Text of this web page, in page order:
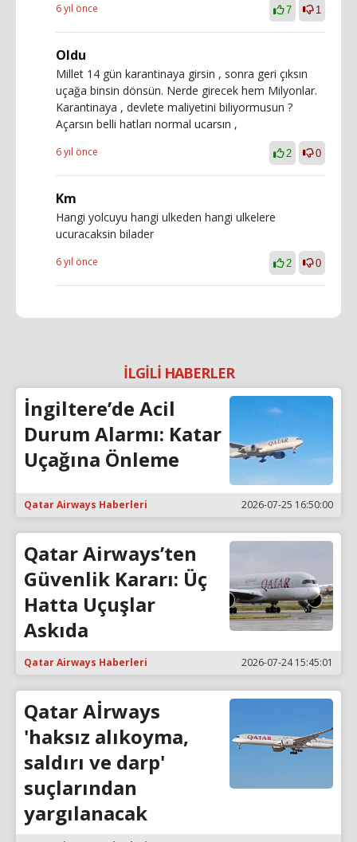
6 yıl önce 7 1
Oldu
Millet 14 gün karantinaya girsin , sonra geri çıksın
uçağa binsin dönsün. Nerde girecek hem Milyonlar.
Karantinaya , devlete maliyetini biliyormusun ?
Açarsın belli hatları normal ucarsın ,
6 yıl önce 2 0
Km
Hangi yolcuyu hangi ulkeden hangi ulkelere
ucuracaksin bilader
6 yıl önce 2 0
İLGİLİ HABERLER
İngiltere’de Acil
Durum Alarmı: Katar
Uçağına Önleme
Qatar Airways Haberleri 2026-07-25 16:50:00
Qatar Airways’ten
Güvenlik Kararı: Üç
Hatta Uçuşlar
Askıda
Qatar Airways Haberleri 2026-07-24 15:45:01
Qatar Aİrways
'haksız alıkoyma,
saldırı ve darp'
suçlarından
yargılanacak